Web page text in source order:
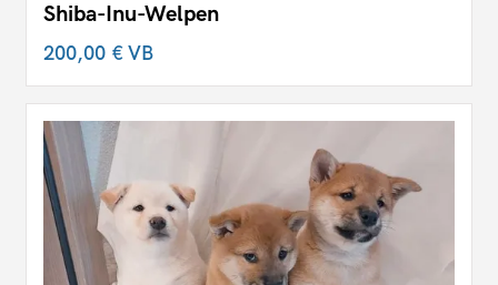
Shiba-Inu-Welpen
200,00 €VB